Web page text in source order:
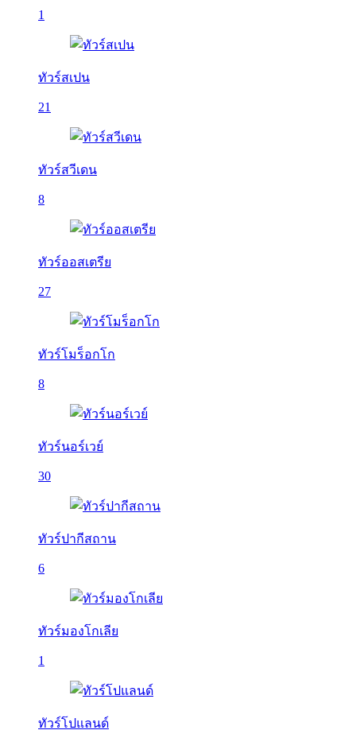
1
ทัวร์สเปน
21
ทัวร์สวีเดน
8
ทัวร์ออสเตรีย
27
ทัวร์โมร็อกโก
8
ทัวร์นอร์เวย์
30
ทัวร์ปากีสถาน
6
ทัวร์มองโกเลีย
1
ทัวร์โปแลนด์